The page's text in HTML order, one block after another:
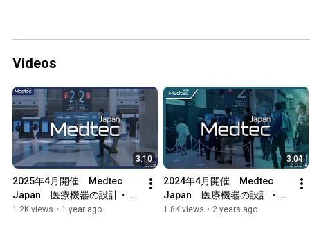
Videos
3:10
2025年4月開催　Medtec
Japan　医療機器の設計・製
造に関する展示会・セミナー
1.2K views • 1 year ago
3:04
2024年4月開催　Medtec
Japan　医療機器の設計・製
造に関する展示会・セミナー
1.8K views • 2 years ago